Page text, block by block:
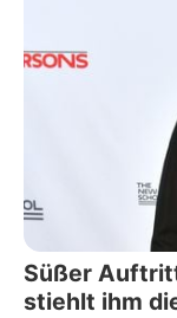
Süßer
stiehlt ihm